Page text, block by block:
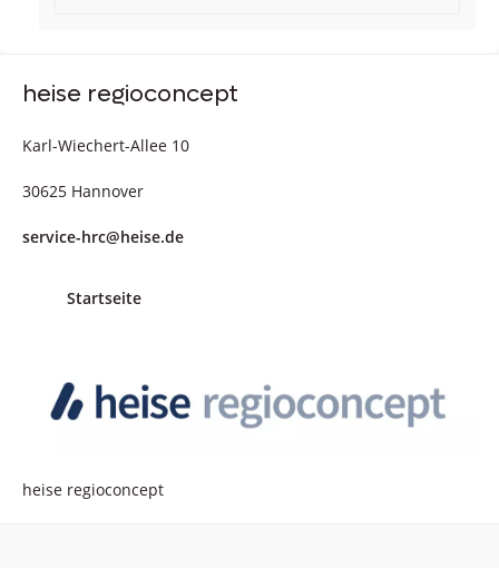
heise regioconcept
Karl-Wiechert-Allee 10
30625 Hannover
service-hrc@heise.de
Startseite
heise regioconcept